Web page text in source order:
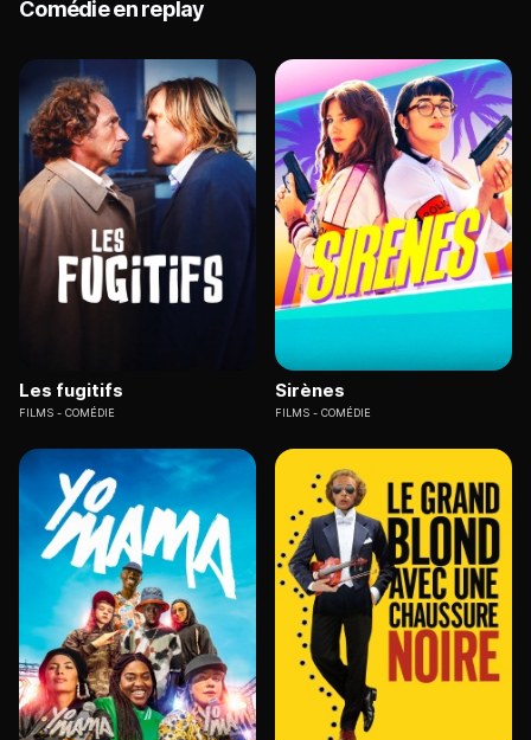
Comédie en replay
Les fugitifs
FILMS COMÉDIE
Sirènes
FILMS COMÉDIE